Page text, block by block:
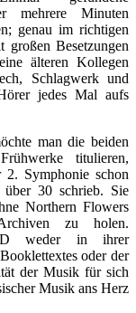
mehrere Minuten
genau im richtigen
Besetzungen
älteren Kollegen
Schlagwerk und
jedes Mal aufs
man die beiden
titulieren,
Symphonie schon
30 schrieb. Sie
Northern Flowers
zu holen.
CD weder in ihrer
oder der
der Musik für sich
Musik ans Herz